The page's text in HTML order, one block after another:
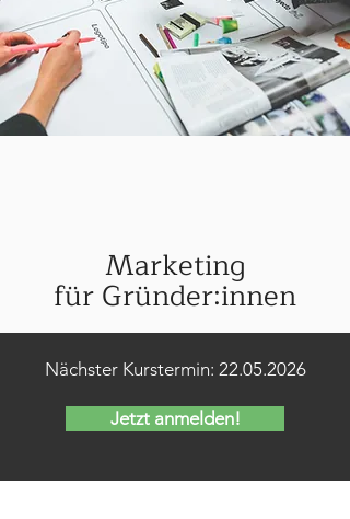
Marketing
für Gründer:innen
Nächster Kurstermin: 22.05.2026
Jetzt anmelden!